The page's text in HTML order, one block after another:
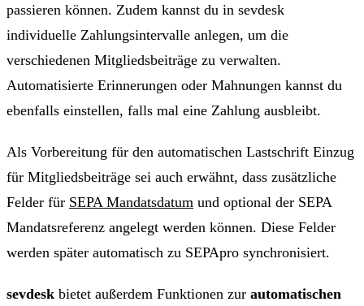
passieren können. Zudem kannst du in sevdesk
individuelle Zahlungsintervalle anlegen, um die
verschiedenen Mitgliedsbeiträge zu verwalten.
Automatisierte Erinnerungen oder Mahnungen kannst du
ebenfalls einstellen, falls mal eine Zahlung ausbleibt.
Als Vorbereitung für den automatischen Lastschrift Einzug
für Mitgliedsbeiträge sei auch erwähnt, dass zusätzliche
Felder für SEPA Mandatsdatum und optional der SEPA
Mandatsreferenz angelegt werden können. Diese Felder
werden später automatisch zu SEPApro synchronisiert.
sevdesk bietet außerdem Funktionen zur automatischen